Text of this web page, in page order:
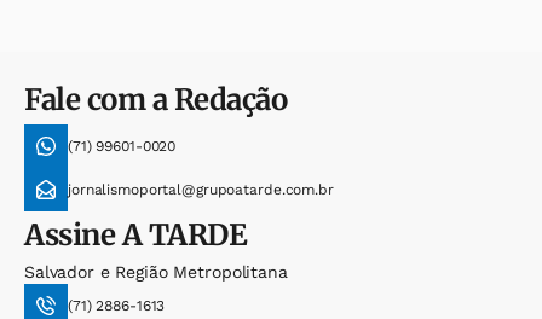
Fale com a Redação
(71) 99601-0020
jornalismoportal@grupoatarde.com.br
AssineA TARDE
Salvador e Região Metropolitana
(71) 2886-1613